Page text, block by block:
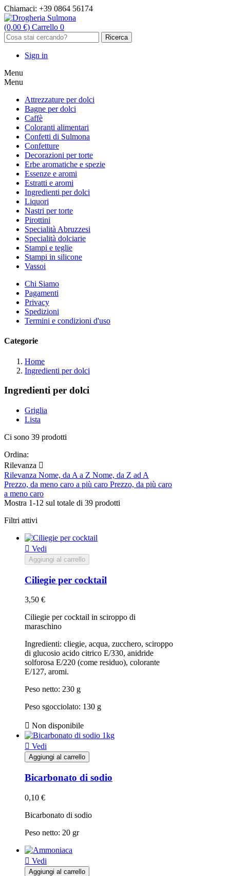
Chiamaci: +39 0864 56174
(0,00 €) Carrello 0
Ricerca
Sign in
Menu
Menu
Attrezzature per dolci
Bagne per dolci
Caffè
Coloranti alimentari
Confetti di Sulmona
Confetture
Decorazioni per torte
Erbe aromatiche e spezie
Essenze e aromi
Estratti e aromi
Ingredienti per dolci
Liquori
Nastri per torte
Pirottini
Specialità Abruzzesi
Specialità dolciarie
Stampi e teglie
Stampi in silicone
Vassoi
Chi Siamo
Pagamenti
Privacy
Spedizioni
Termini e condizioni d'uso
Categorie
Home
Ingredienti per dolci
Ingredienti per dolci
Griglia
Lista
Ci sono 39 prodotti
Ordina:
Rilevanza 
Rilevanza Nome, da A a Z Nome, da Z ad A
Prezzo, da meno caro a più caro Prezzo, da più caro
a meno caro
Mostra 1-12 sul totale di 39 prodotti
Filtri attivi
 Vedi
Aggiungi al carrello
Ciliegie per cocktail
3,50 €
Ciliegie per cocktail in sciroppo di
maraschino
Ingredienti: cliegie, acqua, zucchero, sciroppo
di glucosio acido citrico E/330, anidride
solforosa E/220 (come residuo), colorante
E/127, aromi.
Peso netto: 230 g
Peso sgocciolato: 130 g
 Non disponibile
 Vedi
Aggiungi al carrello
Bicarbonato di sodio
0,10 €
Bicarbonato di sodio
Peso netto: 20 gr
 Vedi
Aggiungi al carrello